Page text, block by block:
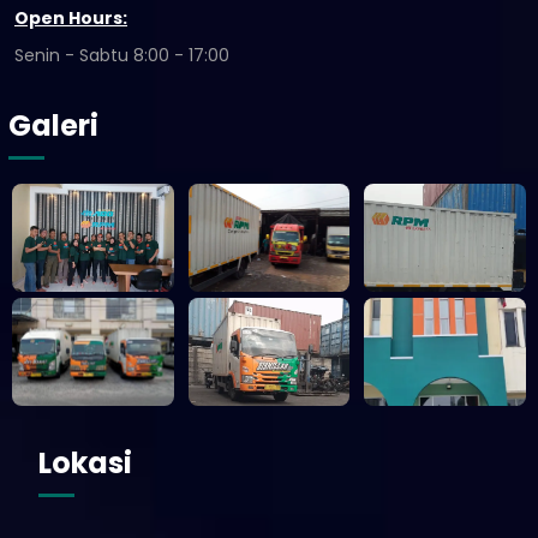
Open Hours:
Senin - Sabtu 8:00 - 17:00
Galeri
Lokasi